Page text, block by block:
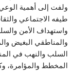
ولفت إلى أهمية
طيفه الاجتماعي
واستهداف الأمن
والمناطقي البغيض
السلب والنهب في
المخطط والمؤامرة،